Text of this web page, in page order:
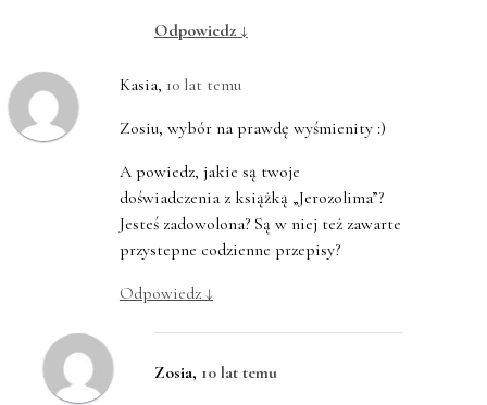
Odpowiedz ↓
Kasia, 10 lat temu
Zosiu, wybór na prawdę wyśmienity :)
A powiedz, jakie są twoje
doświadczenia z książką „Jerozolima”?
Jesteś zadowolona? Są w niej też zawarte
przystepne codzienne przepisy?
Odpowiedz ↓
Zosia, 10 lat temu